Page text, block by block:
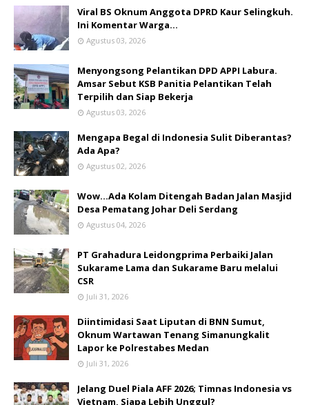
Viral BS Oknum Anggota DPRD Kaur Selingkuh.
Ini Komentar Warga…
Agustus 03, 2026
Menyongsong Pelantikan DPD APPI Labura.
Amsar Sebut KSB Panitia Pelantikan Telah
Terpilih dan Siap Bekerja
Agustus 03, 2026
Mengapa Begal di Indonesia Sulit Diberantas?
Ada Apa?
Agustus 02, 2026
Wow...Ada Kolam Ditengah Badan Jalan Masjid
Desa Pematang Johar Deli Serdang
Agustus 04, 2026
PT Grahadura Leidongprima Perbaiki Jalan
Sukarame Lama dan Sukarame Baru melalui
CSR
Juli 31, 2026
Diintimidasi Saat Liputan di BNN Sumut,
Oknum Wartawan Tenang Simanungkalit
Lapor ke Polrestabes Medan
Juli 31, 2026
Jelang Duel Piala AFF 2026; Timnas Indonesia vs
Vietnam, Siapa Lebih Unggul?